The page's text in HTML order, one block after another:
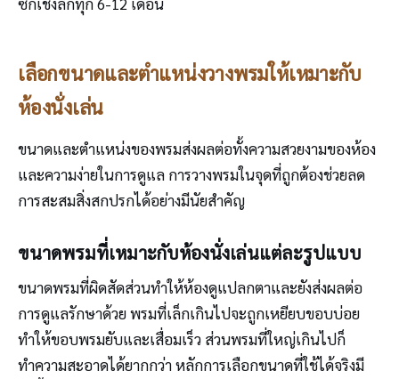
ซักเชิงลึกทุก 6-12 เดือน
เลือกขนาดและตำแหน่งวางพรมให้เหมาะกับ
ห้องนั่งเล่น
ขนาดและตำแหน่งของพรมส่งผลต่อทั้งความสวยงามของห้อง
และความง่ายในการดูแล การวางพรมในจุดที่ถูกต้องช่วยลด
การสะสมสิ่งสกปรกได้อย่างมีนัยสำคัญ
ขนาดพรมที่เหมาะกับห้องนั่งเล่นแต่ละรูปแบบ
ขนาดพรมที่ผิดสัดส่วนทำให้ห้องดูแปลกตาและยังส่งผลต่อ
การดูแลรักษาด้วย พรมที่เล็กเกินไปจะถูกเหยียบขอบบ่อย
ทำให้ขอบพรมยับและเสื่อมเร็ว ส่วนพรมที่ใหญ่เกินไปก็
ทำความสะอาดได้ยากกว่า หลักการเลือกขนาดที่ใช้ได้จริงมี